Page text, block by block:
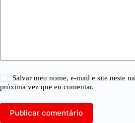
Salvar meu nome, e-mail e site neste
próxima vez que eu comentar.
Publicar comentário